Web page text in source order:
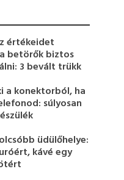
értékeidet
betörők biztos
3 bevált trükk
a konektorból, ha
súlyosan
üdülőhelye:
kávé egy